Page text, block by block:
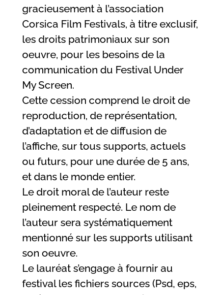
gracieusement à l’association
Corsica Film Festivals, à titre exclusif,
les droits patrimoniaux sur son
oeuvre, pour les besoins de la
communication du Festival Under
My Screen.
Cette cession comprend le droit de
reproduction, de représentation,
d’adaptation et de diffusion de
l’affiche, sur tous supports, actuels
ou futurs, pour une durée de 5 ans,
et dans le monde entier.
Le droit moral de l’auteur reste
pleinement respecté. Le nom de
l’auteur sera systématiquement
mentionné sur les supports utilisant
son oeuvre.
Le lauréat s’engage à fournir au
festival les fichiers sources (Psd, eps,